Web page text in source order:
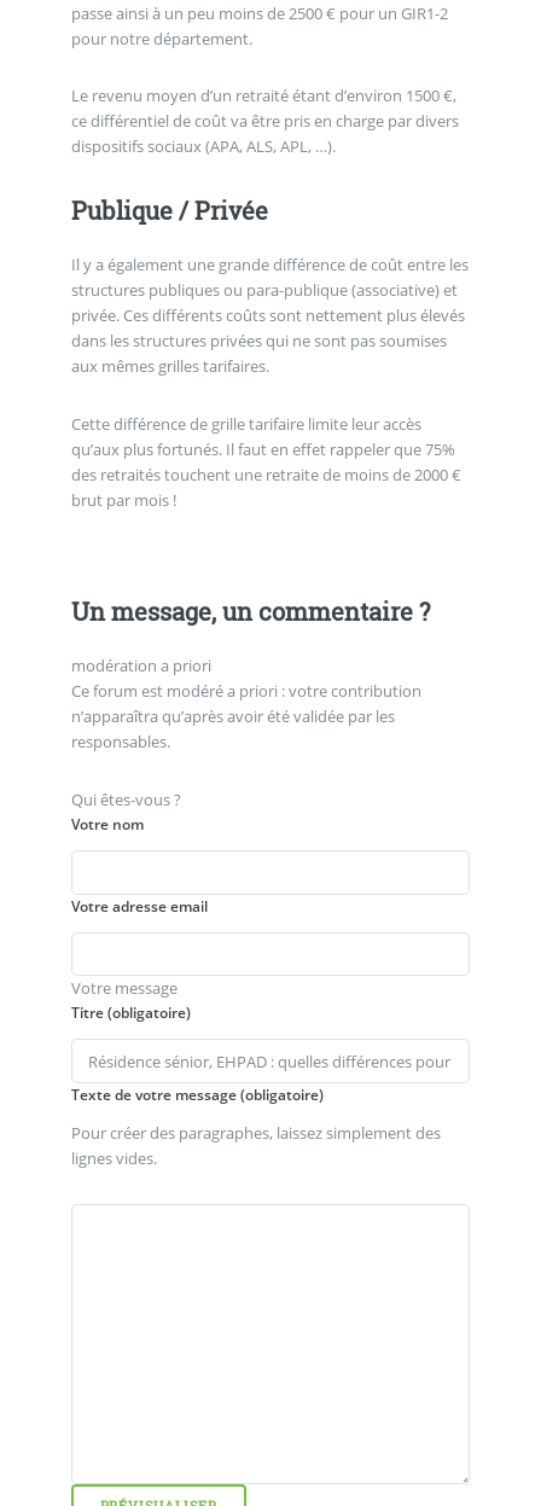
passe ainsi à un peu moins de 2500 € pour un GIR1-2
pour notre département.
Le revenu moyen d’un retraité étant d’environ 1500 €,
ce différentiel de coût va être pris en charge par divers
dispositifs sociaux (APA, ALS, APL, …).
Publique / Privée
Il y a également une grande différence de coût entre les
structures publiques ou para-publique (associative) et
privée. Ces différents coûts sont nettement plus élevés
dans les structures privées qui ne sont pas soumises
aux mêmes grilles tarifaires.
Cette différence de grille tarifaire limite leur accès
qu’aux plus fortunés. Il faut en effet rappeler que 75%
des retraités touchent une retraite de moins de 2000 €
brut par mois !
Un message, un commentaire ?
modération a priori
Ce forum est modéré a priori : votre contribution
n’apparaîtra qu’après avoir été validée par les
responsables.
Qui êtes-vous ?
Votre nom
Votre adresse email
Votre message
Titre (obligatoire)
Texte de votre message (obligatoire)
Pour créer des paragraphes, laissez simplement des
lignes vides.